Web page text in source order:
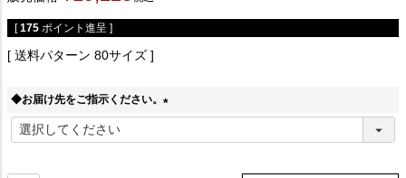
[ 175 ポイント進呈 ]
送料パターン 80サイズ
◆お届け先をご指示ください。
必